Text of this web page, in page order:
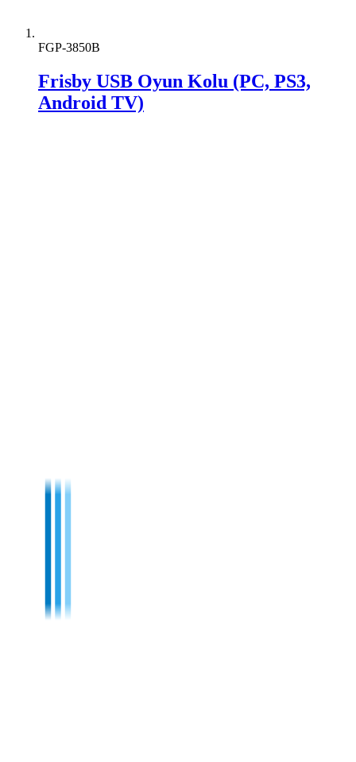
FGP-3850B
Frisby USB Oyun Kolu (PC, PS3,
Android TV)